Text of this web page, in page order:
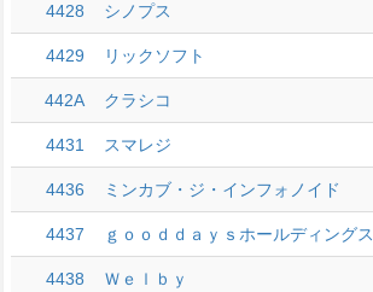
4428 シノプス
4429 リックソフト
442A クラシコ
4431 スマレジ
4436 ミンカブ・ジ・インフォノイド
4437 ｇｏｏｄｄａｙｓホールディングス
4438 Ｗｅｌｂｙ